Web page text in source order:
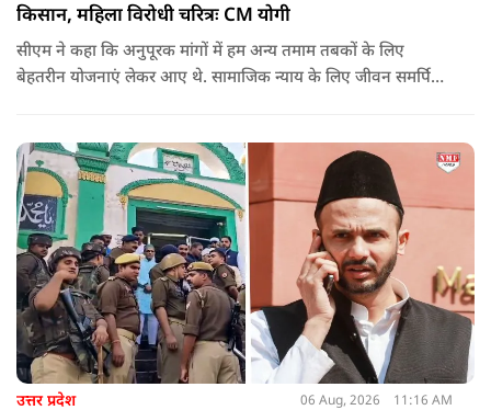
किसान, महिला विरोधी चरित्रः CM योगी
सीएम ने कहा कि अनुपूरक मांगों में हम अन्य तमाम तबकों के लिए
बेहतरीन योजनाएं लेकर आए थे. सामाजिक न्याय के लिए जीवन समर्पित
अहिल्या बाई होल्कर आदि की मूर्तियों पर छाजन, पार्क, बाउंड्रीवाल के
लिए हमने 407 करोड़ रुपये का प्रावधान किया है. यह बजट पास न हो,
इसके लिए समाजवादी पार्टी ने सदन की कार्यवाही को बाधित किया और
लगातार व्यवधान पैदा करने का प्रयास किया.
उत्तर प्रदेश 06 Aug, 2026 11:16 AM